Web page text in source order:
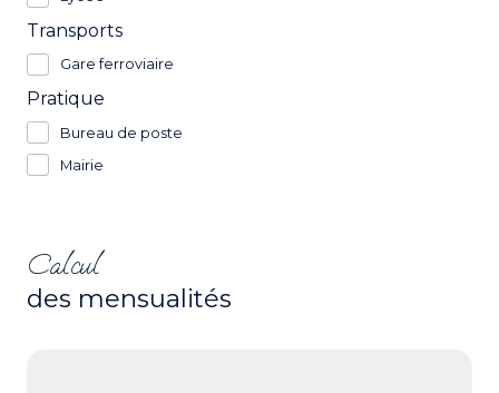
Transports
Gare ferroviaire
Pratique
Bureau de poste
Mairie
Calcul
des mensualités